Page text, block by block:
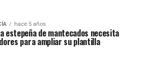
hace 5 años
estepeña de mantecados necesita
para ampliar su plantilla